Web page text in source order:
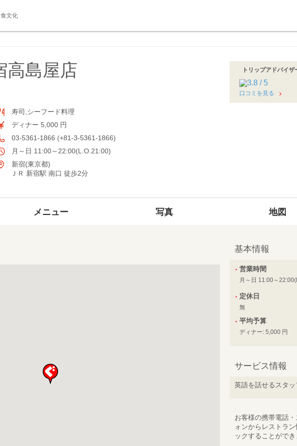
食文化
高島屋店
寿司,シーフード料理
ディナー 5,000 円
03-5361-1866 (+81-3-5361-1866)
月～日 11:00～22:00(L.O.21:00)
新宿(東京都)
ＪＲ 新宿駅 南口 徒歩2分
トリップアドバイザ
口コミを見る
メニュー 写真 地図
基本情報
営業時間
月～日 11:00～
定休日
無
平均予算
ディナー: 5,000 円
サービス情報
英語を話せるスタッ
お客様の携帯電話・
ォンからレストラ
ックすることができ